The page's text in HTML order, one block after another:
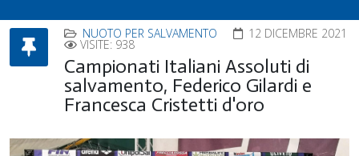
NUOTO PER SALVAMENTO 12 DICEMBRE 2021
VISITE: 938
Campionati Italiani Assoluti di
salvamento, Federico Gilardi e
Francesca Cristetti d'oro